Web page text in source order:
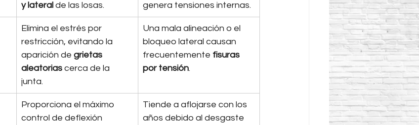
y lateral de las losas.
genera tensiones internas.
Elimina el estrés por
restricción, evitando la
aparición de grietas
aleatorias cerca de la
junta.
Una mala alineación o el
bloqueo lateral causan
frecuentemente fisuras
por tensión.
Proporciona el máximo
control de deflexión
Tiende a aflojarse con los
años debido al desgaste